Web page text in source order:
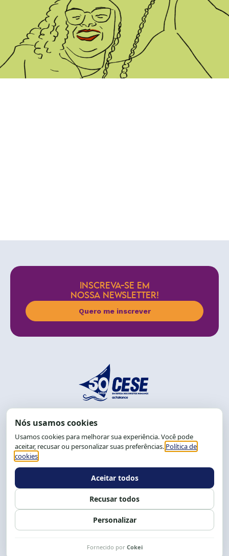
INSCREVA-SE EM
NOSSA NEWSLETTER!
Quero me inscrever
End.: R. da Graça, 150. Graça
CEP: 40.150-055
Salvador-BA, Brasil.
Tel.: (71) 2104-5457, Cel.: (71) 9 9239-2104 ou 2105
Expediente: 8h às 12h e 13 às 17h.
Siga nossas redes Fale conosco